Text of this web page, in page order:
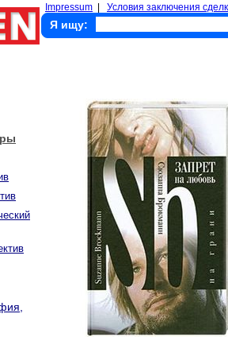
Impressum Условия заключения
Я ищу: